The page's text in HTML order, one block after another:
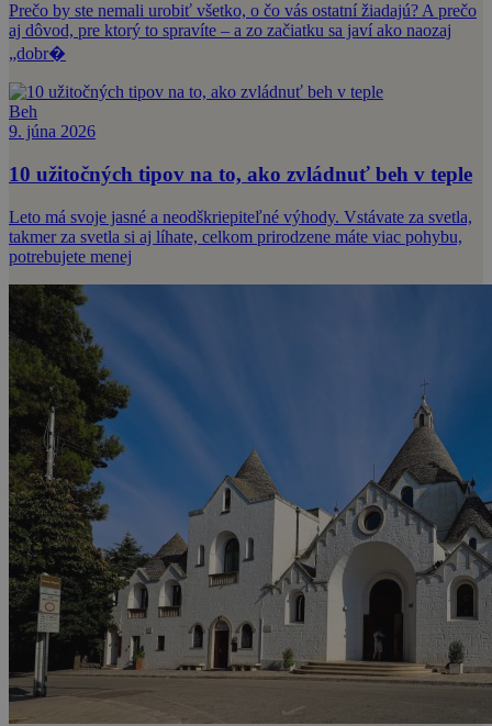
Prečo by ste nemali urobiť všetko, o čo vás ostatní žiadajú? A prečo
aj dôvod, pre ktorý to spravíte – a zo začiatku sa javí ako naozaj
„dobr�
Beh
9. júna 2026
10 užitočných tipov na to, ako zvládnuť beh v teple
Leto má svoje jasné a neodškriepiteľné výhody. Vstávate za svetla,
takmer za svetla si aj líhate, celkom prirodzene máte viac pohybu,
potrebujete menej